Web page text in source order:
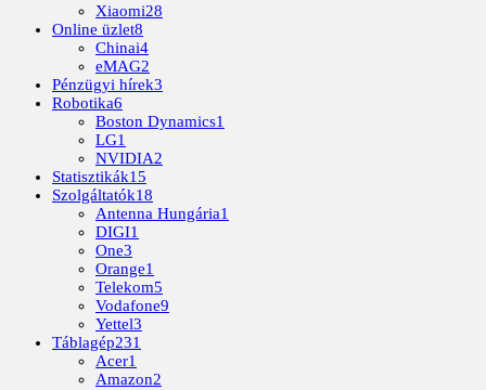
Xiaomi28
Online üzlet8
Chinai4
eMAG2
Pénzügyi hírek3
Robotika6
Boston Dynamics1
LG1
NVIDIA2
Statisztikák15
Szolgáltatók18
Antenna Hungária1
DIGI1
One3
Orange1
Telekom5
Vodafone9
Yettel3
Táblagép231
Acer1
Amazon2